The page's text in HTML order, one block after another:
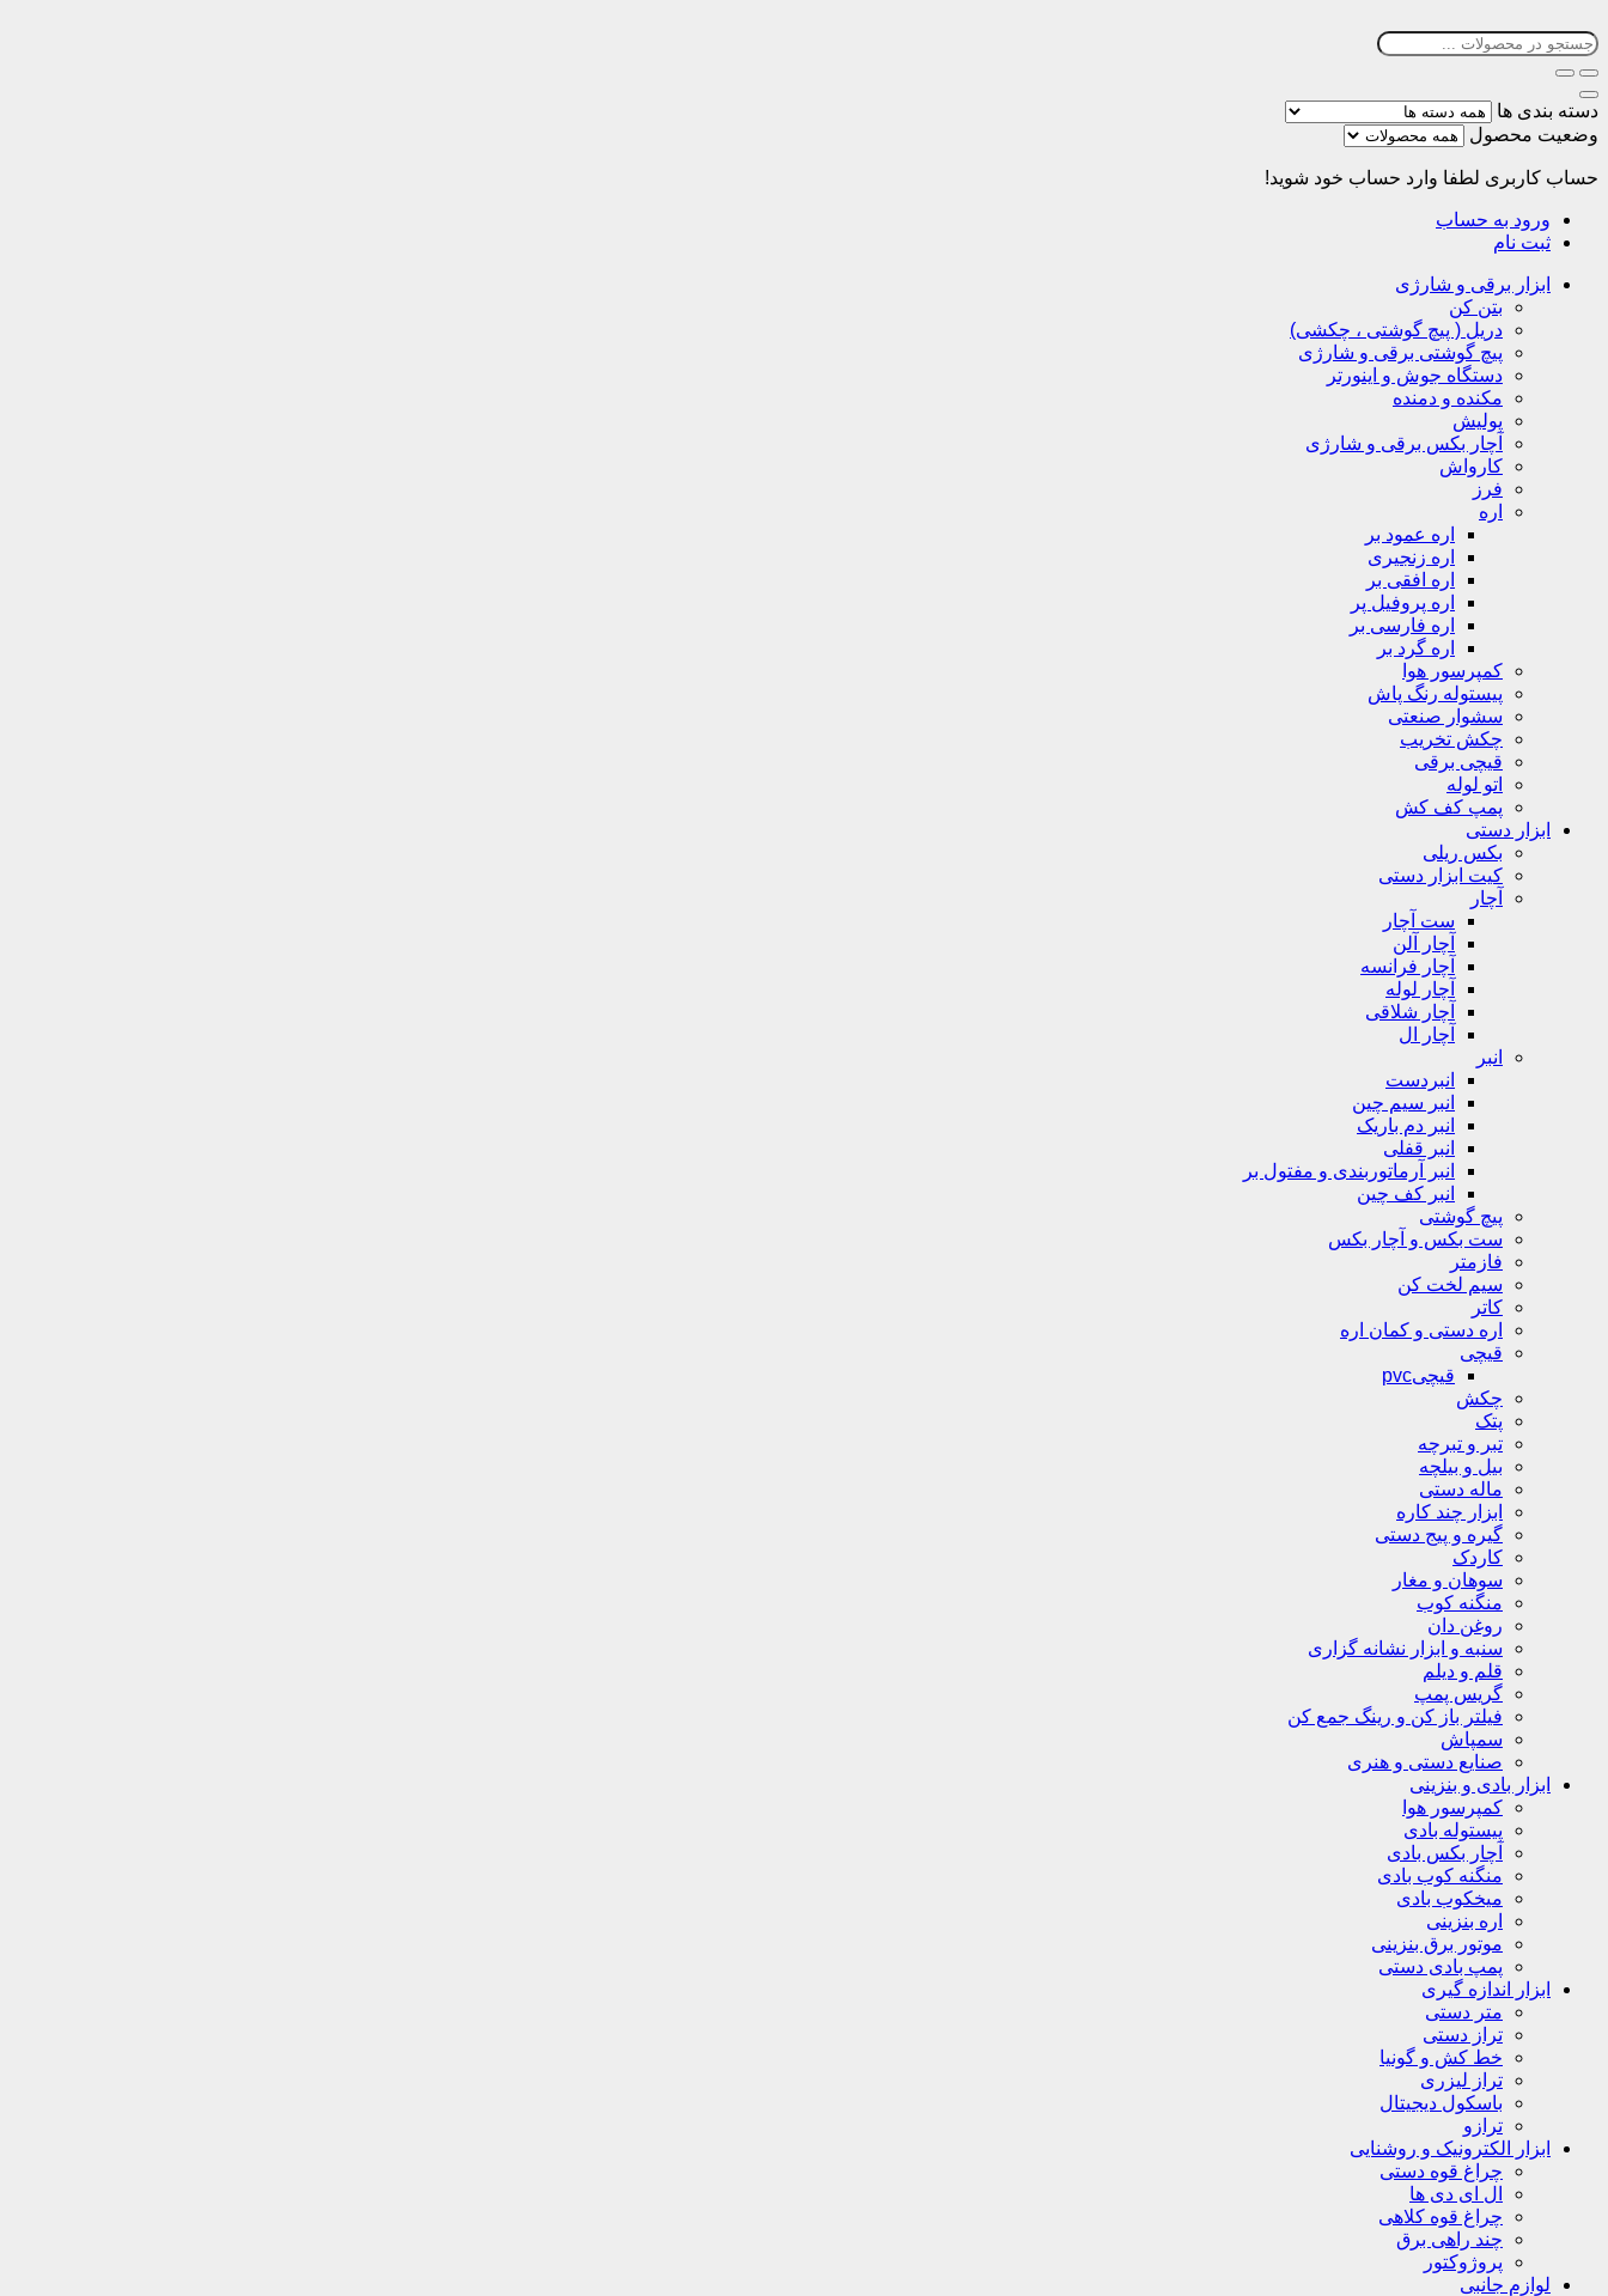
دسته بندی ها
وضعیت محصول
حساب کاربری لطفا وارد حساب خود شوید!
ورود به حساب
ثبت نام
ابزار برقی و شارژی
بتن کن
دریل ( پیچ گوشتی ، چکشی)
پیچ گوشتی برقی و شارژی
دستگاه جوش و اینورتر
مکنده و دمنده
پولیش
آچار بکس برقی و شارژی
کارواش
فرز
اره
اره عمود بر
اره زنجیری
اره افقی بر
اره پروفیل پر
اره فارسی بر
اره گرد بر
کمپرسور هوا
پیستوله رنگ پاش
سشوار صنعتی
چکش تخریب
قیچی برقی
اتو لوله
پمپ کف کش
ابزار دستی
بکس ریلی
کیت ابزار دستی
آچار
ست آچار
آچار آلن
آچار فرانسه
آچار لوله
آچار شلاقی
آچار ال
انبر
انبردست
انبر سیم چین
انبر دم باریک
انبر قفلی
انبر آرماتوربندی و مفتول بر
انبر کف چین
پیچ گوشتی
ست بکس و آچار بکس
فازمتر
سیم لخت کن
کاتر
اره دستی و کمان اره
قیچی
قیچیpvc
چکش
پتک
تبر و تبرچه
بیل و بیلچه
ماله دستی
ابزار چند کاره
گیره و پیج دستی
کاردک
سوهان و مغار
منگنه کوب
روغن دان
سنبه و ابزار نشانه گزاری
قلم و دیلم
گریس پمپ
فیلتر باز کن و رینگ جمع کن
سمپاش
صنایع دستی و هنری
ابزار بادی و بنزینی
کمپرسور هوا
پیستوله بادی
آچار بکس بادی
منگنه کوب بادی
میخکوب بادی
اره بنزینی
موتور برق بنزینی
پمپ بادی دستی
ابزار اندازه گیری
متر دستی
تراز دستی
خط کش و گونیا
تراز لیزری
باسکول دیجیتال
ترازو
ابزار الکترونیک و روشنایی
چراغ قوه دستی
ال ای دی ها
چراغ قوه کلاهی
چند راهی برق
پروژوکتور
لوازم جانبی